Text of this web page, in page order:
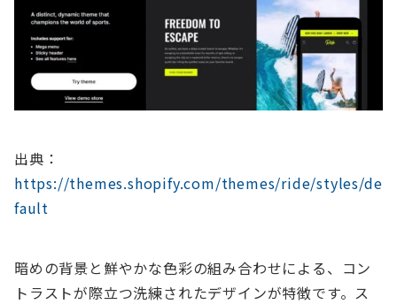
出典：
https://themes.shopify.com/themes/ride/styles/de
fault
暗めの背景と鮮やかな色彩の組み合わせによる、コン
トラストが際立つ洗練されたデザインが特徴です。ス